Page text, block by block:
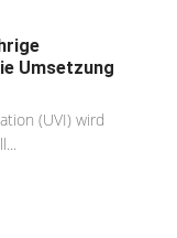
Umsetzung
(UVI) wird